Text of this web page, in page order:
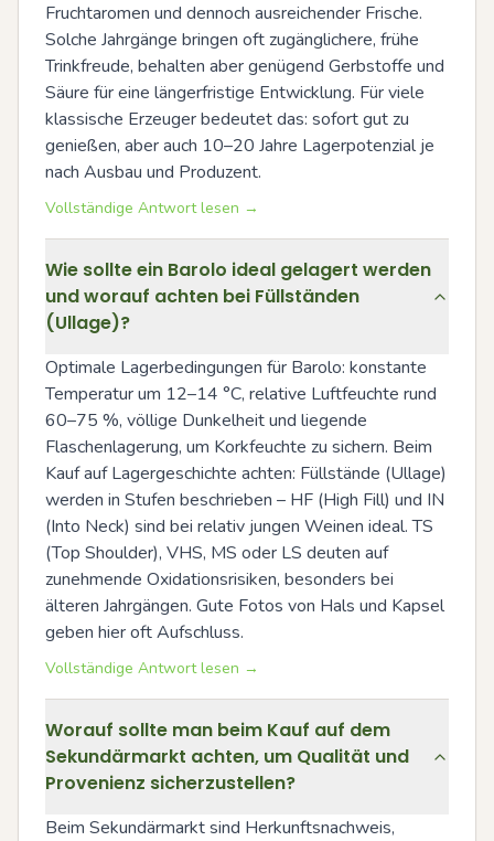
Fruchtaromen und dennoch ausreichender Frische.
Solche Jahrgänge bringen oft zugänglichere, frühe
Trinkfreude, behalten aber genügend Gerbstoffe und
Säure für eine längerfristige Entwicklung. Für viele
klassische Erzeuger bedeutet das: sofort gut zu
genießen, aber auch 10–20 Jahre Lagerpotenzial je
nach Ausbau und Produzent.
Vollständige Antwort lesen →
Wie sollte ein Barolo ideal gelagert werden
und worauf achten bei Füllständen
(Ullage)?
Optimale Lagerbedingungen für Barolo: konstante
Temperatur um 12–14 °C, relative Luftfeuchte rund
60–75 %, völlige Dunkelheit und liegende
Flaschenlagerung, um Korkfeuchte zu sichern. Beim
Kauf auf Lagergeschichte achten: Füllstände (Ullage)
werden in Stufen beschrieben – HF (High Fill) und IN
(Into Neck) sind bei relativ jungen Weinen ideal. TS
(Top Shoulder), VHS, MS oder LS deuten auf
zunehmende Oxidationsrisiken, besonders bei
älteren Jahrgängen. Gute Fotos von Hals und Kapsel
geben hier oft Aufschluss.
Vollständige Antwort lesen →
Worauf sollte man beim Kauf auf dem
Sekundärmarkt achten, um Qualität und
Provenienz sicherzustellen?
Beim Sekundärmarkt sind Herkunftsnachweis,